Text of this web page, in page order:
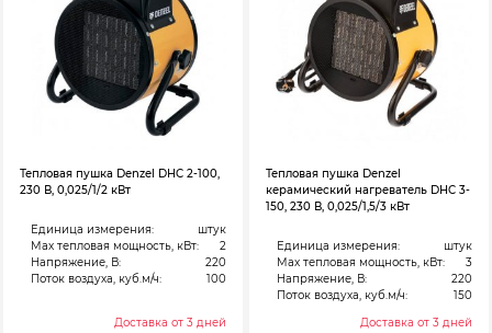
Тепловая пушка Denzel DHC 2-100,
230 В, 0,025/1/2 кВт
Единица измерения:
штук
Max тепловая мощность, кВт:
2
Напряжение, В:
220
Поток воздуха, куб.м/ч:
100
Доставка от 3 дней
Тепловая пушка Denzel
керамический нагреватель DHC 3-
150, 230 В, 0,025/1,5/3 кВт
Единица измерения:
штук
Max тепловая мощность, кВт:
3
Напряжение, В:
220
Поток воздуха, куб.м/ч:
150
Доставка от 3 дней